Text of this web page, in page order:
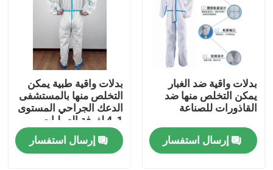
مسكن
منتجات
معلومات عنا
بدلات واقية ضد الغبار
يمكن التخلص منها ضد
القاذورات للصناعة
إرسال استفسار
بدلات واقية طبية يمكن
التخلص منها بالمستشفى
الدعك الجراحي المستوى
1-4 لغرفة العمليات
إرسال استفسار